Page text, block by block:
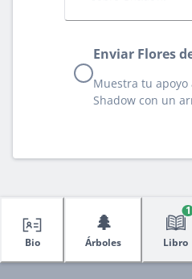
Enviar Flores
Muestra tu
Shadow con un
Bio
🌲
Árboles Libro
1